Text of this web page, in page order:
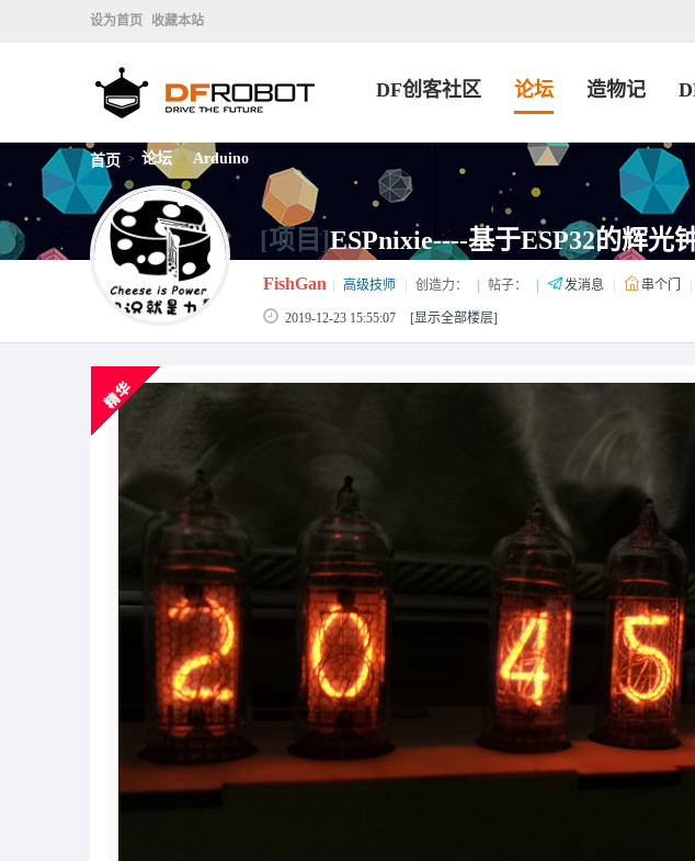
设为首页 收藏本站
DF创客社区 论坛 造物记
首页 > 论坛 > Arduino
[项目]ESPnixie----基于ESP32的辉光
FishGan 高级技师 创造力： 帖子： 发消息 串个门
2019-12-23 15:55:07 [显示全部楼层]